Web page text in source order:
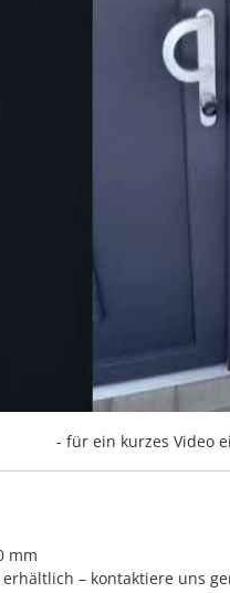
- für ein kurzes Video
mm
– kontaktiere uns